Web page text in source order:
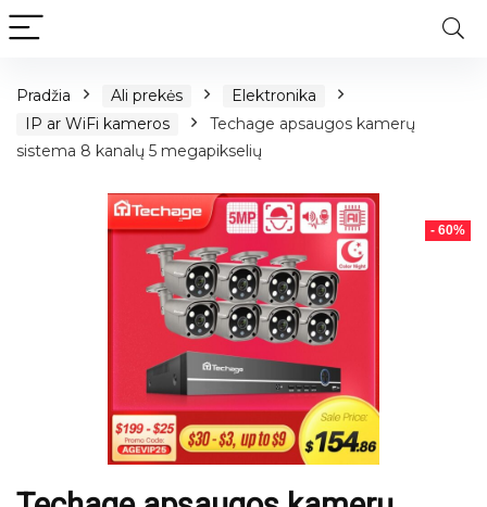
Pradžia Ali prekės
Elektronika
IP ar WiFi kameros
Techage apsaugos kamerų
sistema 8 kanalų 5 megapikselių
- 60%